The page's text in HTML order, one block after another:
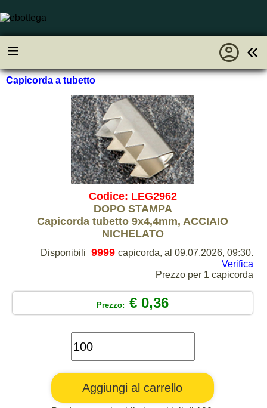
≡ «
account_circle
Capicorda a tubetto
Codice: LEG2962
DOPO STAMPA
Capicorda tubetto 9x4,4mm, ACCIAIO
NICHELATO
Disponibili 9999 capicorda, al 09.07.2026, 09:30.
Verifica
Prezzo per 1 capicorda
Prezzo: € 0,36